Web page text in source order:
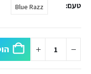
טעם Blue Razz